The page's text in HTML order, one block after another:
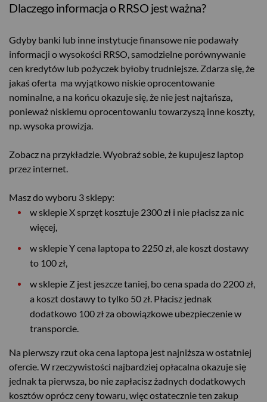
Dlaczego informacja o RRSO jest ważna?
Gdyby banki lub inne instytucje finansowe nie podawały
informacji o wysokości RRSO, samodzielne porównywanie
cen kredytów lub pożyczek byłoby trudniejsze. Zdarza się, że
jakaś oferta ma wyjątkowo niskie oprocentowanie
nominalne, a na końcu okazuje się, że nie jest najtańsza,
ponieważ niskiemu oprocentowaniu towarzyszą inne koszty,
np. wysoka prowizja.
Zobacz na przykładzie. Wyobraź sobie, że kupujesz laptop
przez internet.
Masz do wyboru 3 sklepy:
w sklepie X sprzęt kosztuje 2300 zł i nie płacisz za nic
więcej,
w sklepie Y cena laptopa to 2250 zł, ale koszt dostawy
to 100 zł,
w sklepie Z jest jeszcze taniej, bo cena spada do 2200 zł,
a koszt dostawy to tylko 50 zł. Płacisz jednak
dodatkowo 100 zł za obowiązkowe ubezpieczenie w
transporcie.
Na pierwszy rzut oka cena laptopa jest najniższa w ostatniej
ofercie. W rzeczywistości najbardziej opłacalna okazuje się
jednak ta pierwsza, bo nie zapłacisz żadnych dodatkowych
kosztów oprócz ceny towaru, więc ostatecznie ten zakup